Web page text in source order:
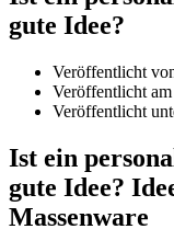
gute Idee?
Veröffentlicht
Veröffentlicht am
Veröffentlicht
Ist ein
gute Idee?
Massenware